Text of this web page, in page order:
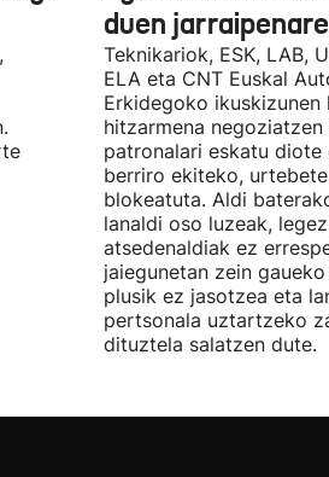
duen
Teknikariok, ESK, LAB,
ELA eta CNT Euskal
Erkidegoko ikuskizunen
hitzarmena
patronalari eskatu diote
berriro ekiteko,
blokeatuta. Aldi
lanaldi oso luzeak,
atsedenaldiak ez
jaiegunetan zein
plusik ez jasotzea eta
pertsonala uztartzeko
dituztela salatzen dute.